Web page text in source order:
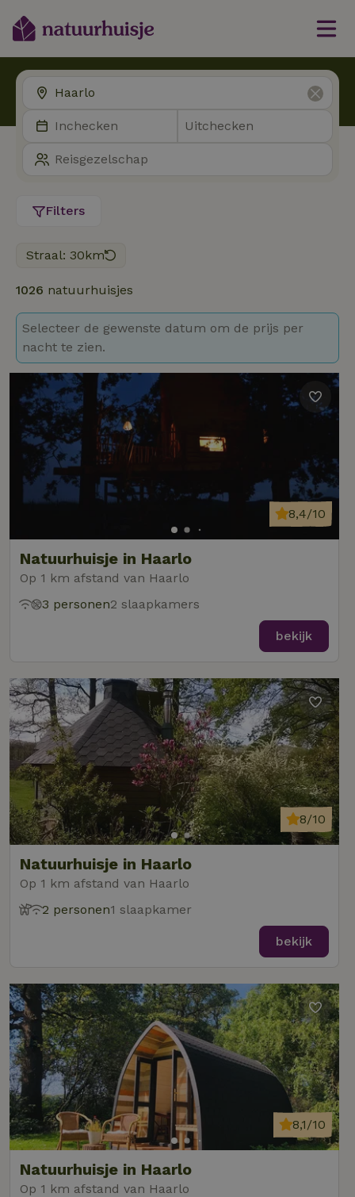
Filters
Straal: 30km
1026 natuurhuisjes
Selecteer de gewenste datum om de prijs per
nacht te zien.
Natuurhuisje in Haarlo
Op 1 km afstand van Haarlo
8,4/10
3 personen2 slaapkamers
bekijk
Natuurhuisje in Haarlo
Op 1 km afstand van Haarlo
8/10
2 personen1 slaapkamer
bekijk
Natuurhuisje in Haarlo
Op 1 km afstand van Haarlo
8,1/10